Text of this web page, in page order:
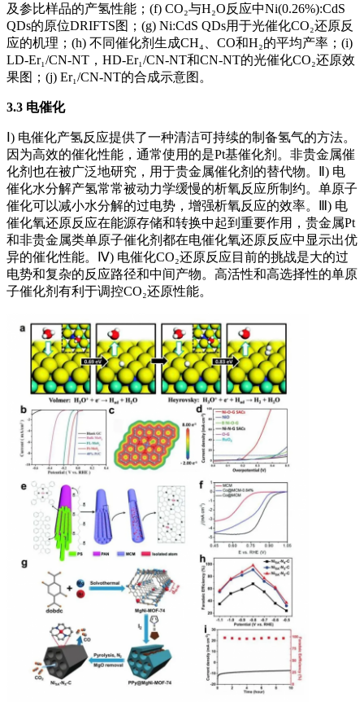
及参比样品的产氢性能；(f) CO₂与H₂O反应中Ni(0.26%):CdS
QDs的原位DRIFTS图；(g) Ni:CdS QDs用于光催化CO₂还原反
应的机理；(h) 不同催化剂生成CH₄、CO和H₂的平均产率；(i)
LD-Er₁/CN-NT，HD-Er₁/CN-NT和CN-NT的光催化CO₂还原效
果图；(j) Er₁/CN-NT的合成示意图。
3.3 电催化
Ⅰ) 电催化产氢反应提供了一种清洁可持续的制备氢气的方法。
因为高效的催化性能，通常使用的是Pt基催化剂。非贵金属催
化剂也在被广泛地研究，用于贵金属催化剂的替代物。Ⅱ) 电
催化水分解产氢常常被动力学缓慢的析氧反应所制约。单原子
催化可以减小水分解的过电势，增强析氧反应的效率。Ⅲ) 电
催化氧还原反应在能源存储和转换中起到重要作用，贵金属Pt
和非贵金属类单原子催化剂都在电催化氧还原反应中显示出优
异的催化性能。Ⅳ) 电催化CO₂还原反应目前的挑战是大的过
电势和复杂的反应路径和中间产物。高活性和高选择性的单原
子催化剂有利于调控CO₂还原性能。